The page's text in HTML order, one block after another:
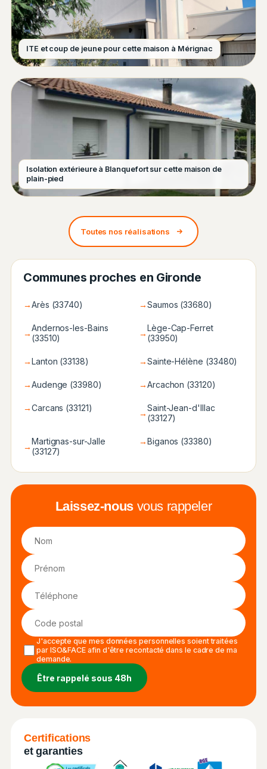
ITE et coup de jeune pour cette maison à Mérignac
Isolation extérieure à Blanquefort sur cette maison de
plain-pied
Toutes nos réalisations
Communes proches en Gironde
→Arès (33740) →Saumos (33680)
→Andernos-les-Bains
(33510)
→Lège-Cap-Ferret
(33950)
→Lanton (33138) →Sainte-Hélène (33480)
→Audenge (33980) →Arcachon (33120)
→Carcans (33121) →Saint-Jean-d'Illac
(33127)
→Martignas-sur-Jalle
(33127)
→Biganos (33380)
Laissez-nous vous rappeler
J'accepte que mes données personnelles soient traitées
par ISO&FACE afin d'être recontacté dans le cadre de ma
demande.
Certifications
et garanties